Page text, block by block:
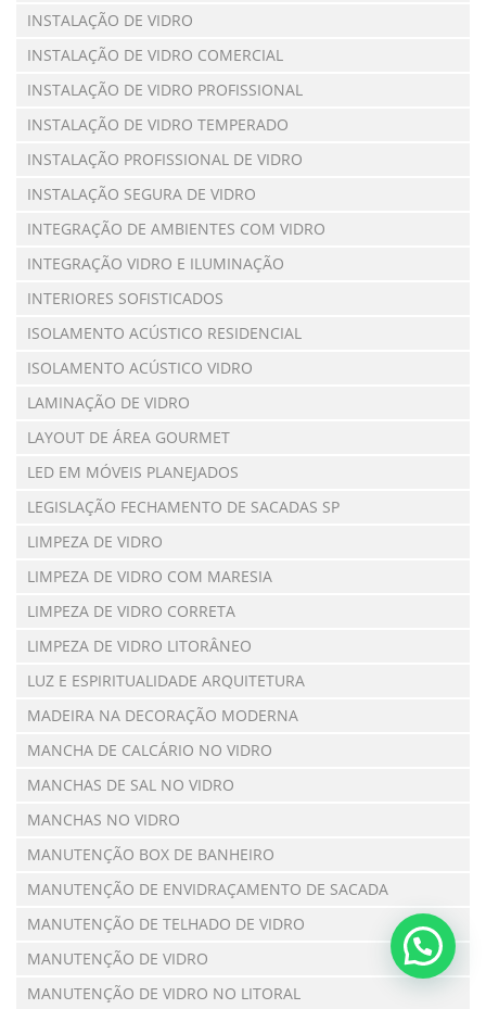
INSTALAÇÃO DE VIDRO
INSTALAÇÃO DE VIDRO COMERCIAL
INSTALAÇÃO DE VIDRO PROFISSIONAL
INSTALAÇÃO DE VIDRO TEMPERADO
INSTALAÇÃO PROFISSIONAL DE VIDRO
INSTALAÇÃO SEGURA DE VIDRO
INTEGRAÇÃO DE AMBIENTES COM VIDRO
INTEGRAÇÃO VIDRO E ILUMINAÇÃO
INTERIORES SOFISTICADOS
ISOLAMENTO ACÚSTICO RESIDENCIAL
ISOLAMENTO ACÚSTICO VIDRO
LAMINAÇÃO DE VIDRO
LAYOUT DE ÁREA GOURMET
LED EM MÓVEIS PLANEJADOS
LEGISLAÇÃO FECHAMENTO DE SACADAS SP
LIMPEZA DE VIDRO
LIMPEZA DE VIDRO COM MARESIA
LIMPEZA DE VIDRO CORRETA
LIMPEZA DE VIDRO LITORÂNEO
LUZ E ESPIRITUALIDADE ARQUITETURA
MADEIRA NA DECORAÇÃO MODERNA
MANCHA DE CALCÁRIO NO VIDRO
MANCHAS DE SAL NO VIDRO
MANCHAS NO VIDRO
MANUTENÇÃO BOX DE BANHEIRO
MANUTENÇÃO DE ENVIDRAÇAMENTO DE SACADA
MANUTENÇÃO DE TELHADO DE VIDRO
MANUTENÇÃO DE VIDRO
MANUTENÇÃO DE VIDRO NO LITORAL